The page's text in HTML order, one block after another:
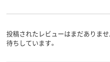
投稿されたレビューはまだありま
待ちしています。